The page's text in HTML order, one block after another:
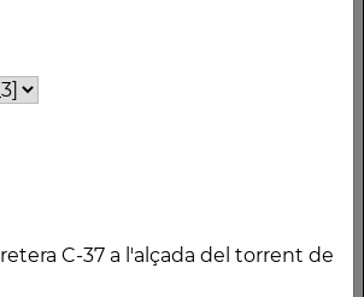
C-37 a l'alçada del torrent de